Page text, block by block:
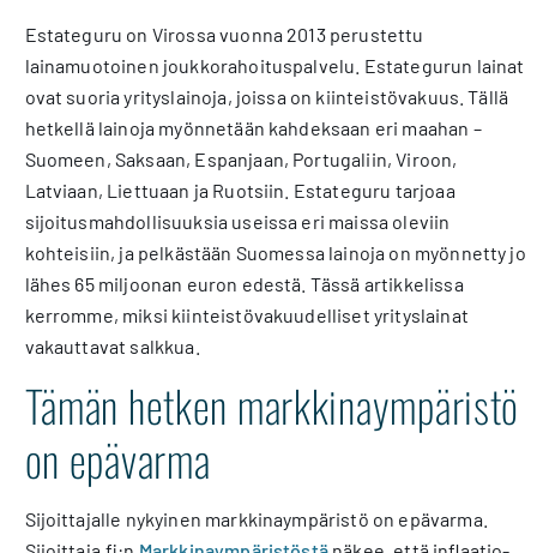
Estateguru on Virossa vuonna 2013 perustettu
lainamuotoinen joukkorahoituspalvelu. Estategurun lainat
ovat suoria yrityslainoja, joissa on kiinteistövakuus. Tällä
hetkellä lainoja myönnetään kahdeksaan eri maahan –
Suomeen, Saksaan, Espanjaan, Portugaliin, Viroon,
Latviaan, Liettuaan ja Ruotsiin. Estateguru tarjoaa
sijoitusmahdollisuuksia useissa eri maissa oleviin
kohteisiin, ja pelkästään Suomessa lainoja on myönnetty jo
lähes 65 miljoonan euron edestä. Tässä artikkelissa
kerromme, miksi kiinteistövakuudelliset yrityslainat
vakauttavat salkkua.
Tämän hetken markkinaympäristö
on epävarma
Sijoittajalle nykyinen markkinaympäristö on epävarma.